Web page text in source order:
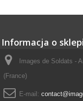
Informacja o
Images de Soldats -
(France)
E-mail: